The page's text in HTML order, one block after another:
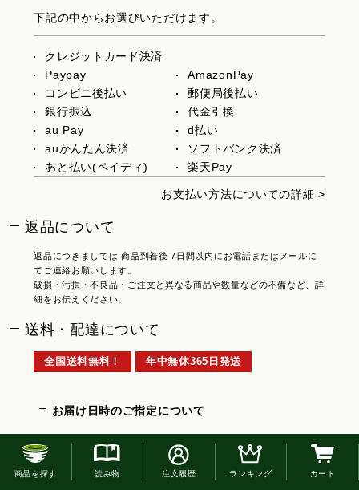
下記の中からお選びいただけます。
クレジットカード決済
Paypay
AmazonPay
コンビニ後払い
郵便局後払い
銀行振込
代金引換
au Pay
d払い
auかんたん決済
ソフトバンク決済
あと払い(ペイディ)
楽天Pay
お支払い方法についての詳細 >
返品について
返品につきましては 商品到着後 7日間以内にお電話またはメールに
てご連絡お願いします。
破損・汚損・不良品・ご注文と異なる商品や数量などの不備など、詳
細をお伝えください。
送料・配達について
全国送料無料！ 年中無休365日発送
お届け日時のご指定について
配達の日時をご指定頂けます。
お電話でのご注文はこちら
商品を探す 読み物 注文履歴 ランキング カート